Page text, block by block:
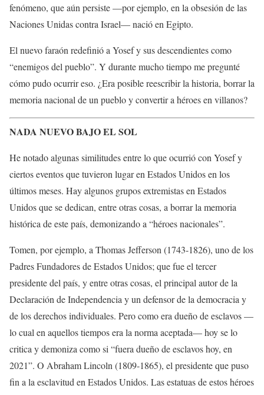
fenómeno, que aún persiste —por ejemplo, en la obsesión de las
Naciones Unidas contra Israel— nació en Egipto.
El nuevo faraón redefinió a Yosef y sus descendientes como
“enemigos del pueblo”. Y durante mucho tiempo me pregunté
cómo pudo ocurrir eso. ¿Era posible reescribir la historia, borrar la
memoria nacional de un pueblo y convertir a héroes en villanos?
NADA NUEVO BAJO EL SOL
He notado algunas similitudes entre lo que ocurrió con Yosef y
ciertos eventos que tuvieron lugar en Estados Unidos en los
últimos meses. Hay algunos grupos extremistas en Estados
Unidos que se dedican, entre otras cosas, a borrar la memoria
histórica de este país, demonizando a “héroes nacionales”.
Tomen, por ejemplo, a Thomas Jefferson (1743-1826), uno de los
Padres Fundadores de Estados Unidos; que fue el tercer
presidente del país, y entre otras cosas, el principal autor de la
Declaración de Independencia y un defensor de la democracia y
de los derechos individuales. Pero como era dueño de esclavos —
lo cual en aquellos tiempos era la norma aceptada— hoy se lo
critica y demoniza como si “fuera dueño de esclavos hoy, en
2021”. O Abraham Lincoln (1809-1865), el presidente que puso
fin a la esclavitud en Estados Unidos. Las estatuas de estos héroes